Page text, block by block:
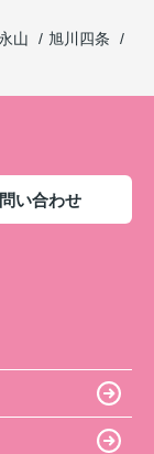
山
旭川四条
い合わせ